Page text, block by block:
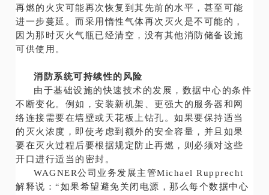
再燃的火灾可能再次恢复到其先前的水平，甚至可能
进一步蔓延。而采用惰性气体再次灭火是不可能的，
因为那时灭火气瓶已经清空，没有其他消防储备设施
可供使用。
消防系统可持续性的风险
由于基础设施的快速技术的发展，数据中心的条件
不断变化。例如，安装新机架、更强大的服务器和网
络连接需要在墙壁或天花板上钻孔。如果要保持适当
的灭火浓度，即使考虑到额外的安全容量，并且如果
要在灭火过程后要根据规定防止再燃，则必须对这些
开口进行适当的密封。
WAGNER公司业务发展主管Michael Rupprecht
解释说：“如果希望避免关闭电源，那么每个数据中心